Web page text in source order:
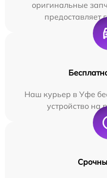
оригинальные
предоставляет
Наш курьер в Уфе
устройство на